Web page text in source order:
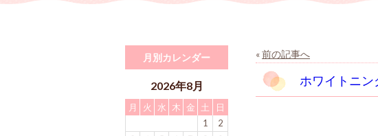
«前の記事へ
ホワイトニン
月別カレンダー
2026年8月
月 火 水 木 金 土
日
1
2